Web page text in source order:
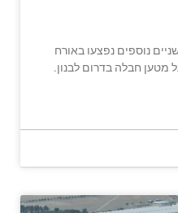
נוספים נפצעו באורח
חבלה בדרום לבנון.